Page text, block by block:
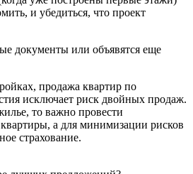
и убедиться, что проект
документы или объявятся еще
продажа квартир по
исключает риск двойных продаж.
то важно провести
а для минимизации рисков
страхование.